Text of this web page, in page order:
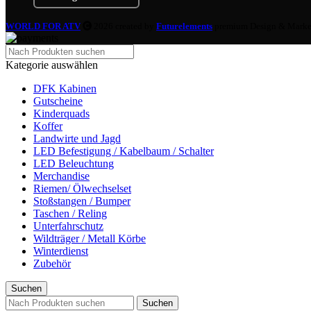
WORLD FOR ATV Futurelements
Kategorie auswählen
DFK Kabinen
Gutscheine
Kinderquads
Koffer
Landwirte und Jagd
LED Befestigung / Kabelbaum / Schalter
LED Beleuchtung
Merchandise
Riemen/ Ölwechselset
Stoßstangen / Bumper
Taschen / Reling
Unterfahrschutz
Wildträger / Metall Körbe
Winterdienst
Zubehör
Suchen
Suchen